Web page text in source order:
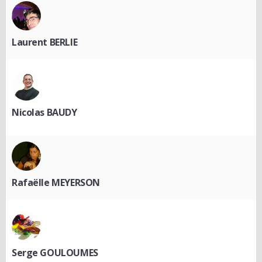
Laurent BERLIE
Nicolas BAUDY
Rafaëlle MEYERSON
Serge GOULOUMES